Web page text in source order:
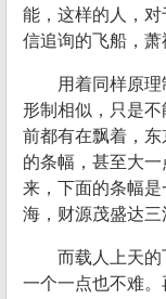
能，这样的人，
信追询的飞船，萧
用着同样原
形制相似，只是
前都有在飘着，
的条幅，甚至大
来，下面的条幅
海，财源茂盛达三
而载人上天
一个一点也不难